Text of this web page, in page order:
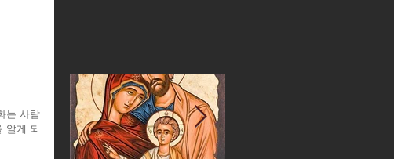
는 사람
알게 되